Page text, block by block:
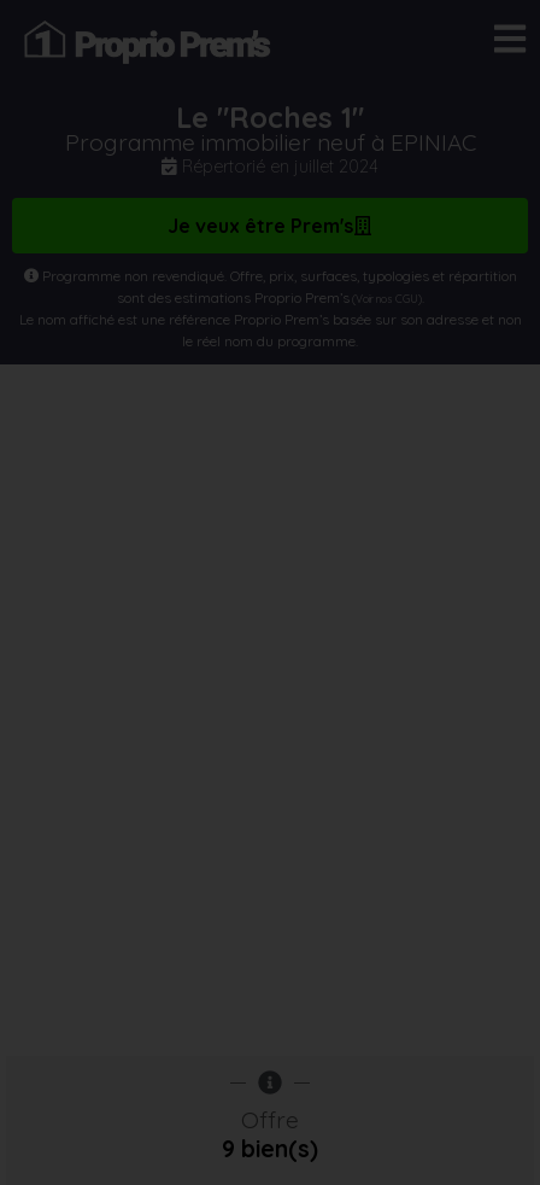
Le "Roches 1"
Programme immobilier neuf à EPINIAC
Répertorié en juillet 2024
Je veux être Prem's
Programme non revendiqué. Offre, prix, surfaces, typologies et répartition
sont des estimations Proprio Prem’s(Voir nos CGU)
Le nom affiché est une référence Proprio Prem’s basée sur son adresse et non
le réel nom du programme.
Offre
9 bien(s)